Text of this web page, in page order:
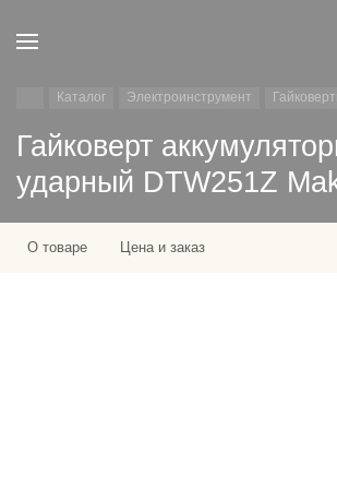
Каталог Электроинструмент
Гайковерт
ударный DTW251Z
О товаре Цена и заказ